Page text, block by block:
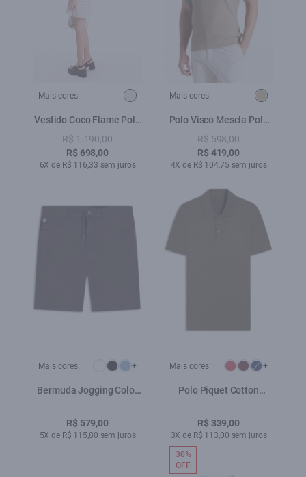
Mais cores:
Vestido Coco Flame Polo
Dress Natural
R$ 1.190,00
R$ 698,00
6X de R$ 116,33 sem juros
Mais cores:
Polo Visco Mescla Polo
Waffle Areia
R$ 598,00
R$ 419,00
4X de R$ 104,75 sem juros
Mais cores: +
Bermuda Jogging Color
R$ 579,00
5X de R$ 115,80 sem juros
Mais cores: +
Polo Piquet Cotton
R$ 339,00
3X de R$ 113,00 sem juros
30%
OFF